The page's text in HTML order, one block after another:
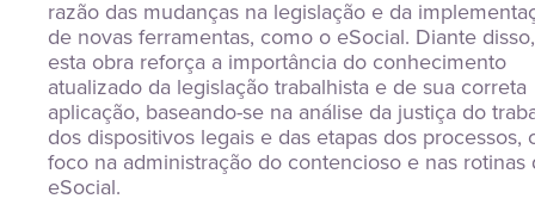
razão das mudanças na legislação e da
de novas ferramentas, como o eSocial. Diante disso,
esta obra reforça a importância do conhecimento
atualizado da legislação trabalhista e de sua correta
aplicação, baseando-se na análise da justiça do
dos dispositivos legais e das etapas dos processos,
foco na administração do contencioso e nas rotinas
eSocial.